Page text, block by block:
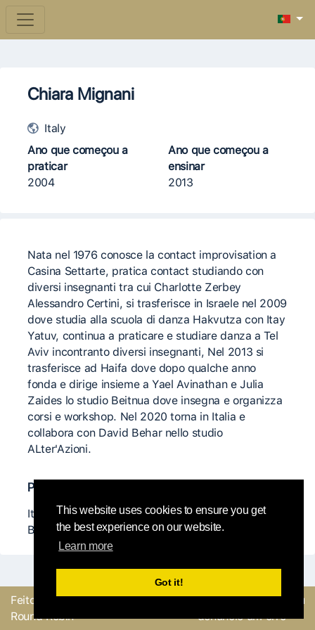
This website uses cookies to ensure you get
the best experience on our website.
Learn more
Got it!
Chiara Mignani
Italy
Ano que começou a
praticar
2004
Ano que começou a
ensinar
2013
Nata nel 1976 conosce la contact improvisation a
Casina Settarte, pratica contact studiando con
diversi insegnanti tra cui Charlotte Zerbey
Alessandro Certini, si trasferisce in Israele nel 2009
dove studia alla scuola di danza Hakvutza con Itay
Yatuv, continua a praticare e studiare danza a Tel
Aviv incontranto diversi insegnanti, Nel 2013 si
trasferisce ad Haifa dove dopo qualche anno
fonda e dirige insieme a Yael Avinathan e Julia
Zaides lo studio Beitnua dove insegna e organizza
corsi e workshop. Nel 2020 torna in Italia e
collabora con David Behar nello studio
ALter'Azioni.
Professor@s relevant@s
Itay Yatuv, Martin Keogh, Charlotte Zerbay, Arye
Burstein, Linda Bufali, Kirstie Simson
Feito com
pela equipe
Round Robin
Envie um feedback ou
denuncie um erro